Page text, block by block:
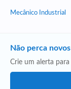
Mecânico Industrial
Não perca
Crie um alerta para